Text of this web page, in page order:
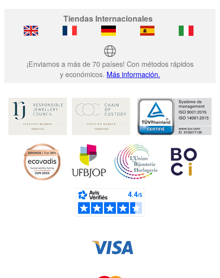
Tiendas Internacionales
¡Enviamos a más de 70 países! Con métodos rápidos
y económicos. Más información.